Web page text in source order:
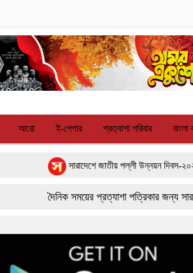
আরো ই-পেপার প্রত্যাশা পরিবার বাংলা
সারাদেশে জাতীয় পল্লী উন্নয়ন দিবস-২০২৬ পালিত
পাংশা সরকারী কলেজে রবীন্দ্র-নজরুল জয়ন্তী উদযাপন
ফরিদপুরে ‘শ্মশান বন্ধু’ কানু সেন অনেকটাই সুস্থ
দৈনিক সময়ের প্রত্যাশা পত্রিকার জন্য সারা